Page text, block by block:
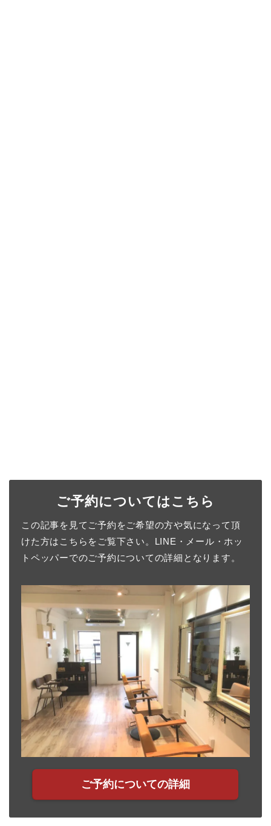
ご予約についてはこちら
この記事を見てご予約をご希望の方や気になって頂
けた方はこちらをご覧下さい。LINE・メール・ホッ
トペッパーでのご予約についての詳細となります。
ご予約についての詳細